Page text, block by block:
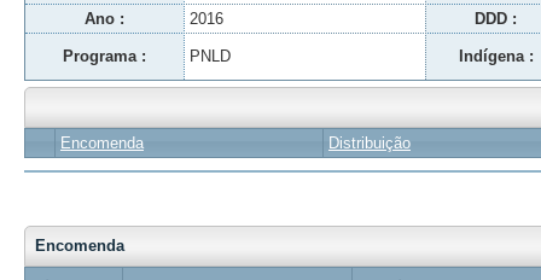
Ano : 2016 DDD :
Programa : PNLD Indígena :
Encomenda Distribuição
Encomenda